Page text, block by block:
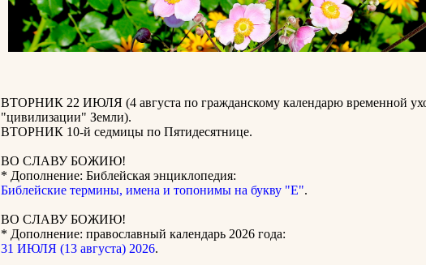
ВТОРНИК 22 ИЮЛЯ (4 августа по гражданскому календарю временной
"цивилизации" Земли).
ВТОРНИК 10-й седмицы по Пятидесятнице.
ВО СЛАВУ БОЖИЮ!
* Дополнение: Библейская энциклопедия:
Библейские термины, имена и топонимы на букву "Е".
ВО СЛАВУ БОЖИЮ!
* Дополнение: православный календарь 2026 года:
31 ИЮЛЯ (13 августа) 2026.